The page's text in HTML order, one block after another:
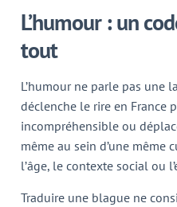
L’humour : un
tout
L’humour ne parle pas une
déclenche le rire en France
incompréhensible ou
même au sein d’une même
l’âge, le contexte social ou
Traduire une blague ne